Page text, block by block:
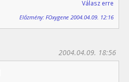
Válasz erre
Előzmény: FOxygene 2004.04.09. 12:16
2004.04.09. 18:56